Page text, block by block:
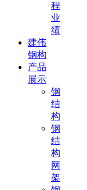
程
业
绩
建伟
钢构
产品
展示
钢
结
构
钢
结
构
网
架